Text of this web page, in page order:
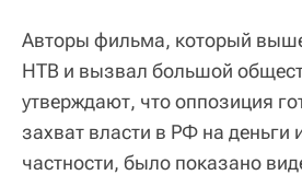
Авторы фильма, который
НТВ и вызвал большой
утверждают, что оппозиция
захват власти в РФ на деньги
частности, было показано